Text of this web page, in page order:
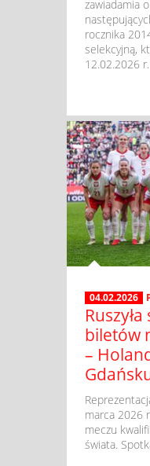
zawiadamia
rocznika
selekcyjną,
12.02.2026 r.
04.02.2026
biletów
–
marca 2026
meczu
świata.